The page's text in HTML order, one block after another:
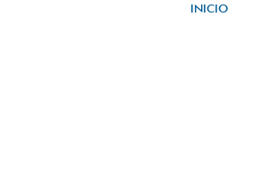
INICIO